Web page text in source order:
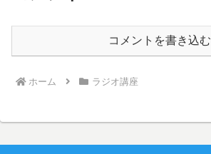
コメントを書き込む
ホーム ラジオ講座